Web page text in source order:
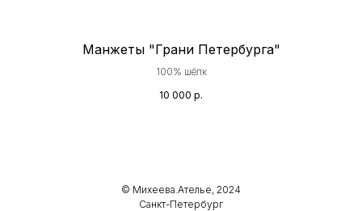
Манжеты "Грани Петербурга"
100% шёлк
10 000 р.
© Михеева.Ателье, 2024
Санкт-Петербург